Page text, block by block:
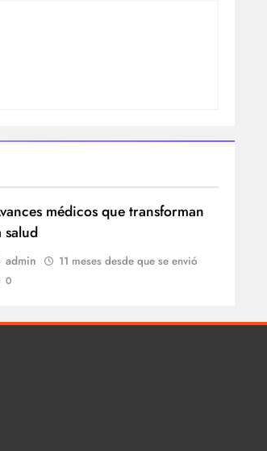
médicos que transforman
salud
admin 11 meses desde que se envió
0